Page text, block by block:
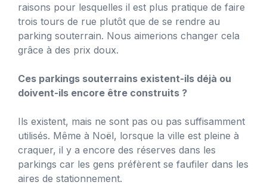
raisons pour lesquelles il est plus pratique de faire
trois tours de rue plutôt que de se rendre au
parking souterrain. Nous aimerions changer cela
grâce à des prix doux.
Ces parkings souterrains existent-ils déjà ou
doivent-ils encore être construits ?
Ils existent, mais ne sont pas ou pas suffisamment
utilisés. Même à Noël, lorsque la ville est pleine à
craquer, il y a encore des réserves dans les
parkings car les gens préfèrent se faufiler dans les
aires de stationnement.